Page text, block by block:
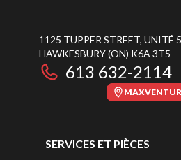
1125 TUPPER STREET, UNITÉ 5
HAWKESBURY(ON) K6A 3T5
613 632-2114
SERVICES ET PIÈCES